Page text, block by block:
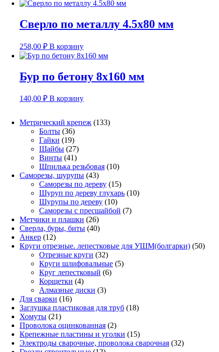
Сверло по металлу 4.5х80 мм
258,00 ₽ В корзину
Бур по бетону 8х160 мм
140,00 ₽ В корзину
Метрический крепеж 133133
Болты 3636
товаров
Гайки 1919
товаров
Шайбы 2727
товаров
Винты 4141
товар
Шпилька резьбовая 1010
Саморезы, шурупы 4343
товара
Саморезы по дереву 1515
товаров
Шуруп по дереву глухарь 1010
Шурупы по дереву 1010
товаров
Саморезы с пресшайбой 77
Метчики и плашки 2626
товаров
Сверла, буры, биты 4040
Анкер 1212
товаров
Круги отрезные. лепестковые для УШМ(болгарки) 5050
Отрезные круги 3232
товара
Круги шлифовальные 55
Круг лепестковый 66
Корщетки 44
товара
Алмазные диски 33
Для сварки 1616
товаров
Заглушка пластиковая для труб 1818
Хомуты 2121
товар
Проволока оцинкованная 22
товара
Крепежные пластины и уголки 1515
товаров
Электроды сварочные, проволока сварочная 3232